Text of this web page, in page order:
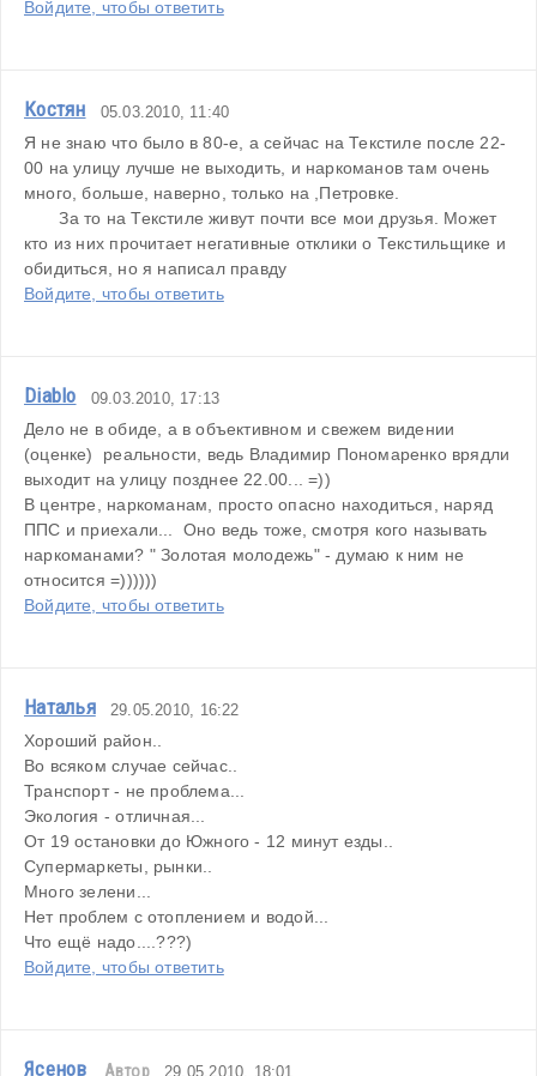
Войдите, чтобы ответить
Костян 05.03.2010, 11:40
Я не знаю что было в 80-е, а сейчас на Текстиле после 22-
00 на улицу лучше не выходить, и наркоманов там очень
много, больше, наверно, только на ,Петровке.
       За то на Текстиле живут почти все мои друзья. Может
кто из них прочитает негативные отклики о Текстильщике и
обидиться, но я написал правду
Войдите, чтобы ответить
Diablo 09.03.2010, 17:13
Дело не в обиде, а в объективном и свежем видении
(оценке)  реальности, ведь Владимир Пономаренко врядли
выходит на улицу позднее 22.00... =))
В центре, наркоманам, просто опасно находиться, наряд
ППС и приехали...  Оно ведь тоже, смотря кого называть
наркоманами? " Золотая молодежь" - думаю к ним не
относится =))))))
Войдите, чтобы ответить
Наталья 29.05.2010, 16:22
Хороший район..
Во всяком случае сейчас..
Транспорт - не проблема...
Экология - отличная...
От 19 остановки до Южного - 12 минут езды..
Супермаркеты, рынки..
Много зелени...
Нет проблем с отоплением и водой...
Что ещё надо....???)
Войдите, чтобы ответить
Ясенов Автор 29.05.2010, 18:01